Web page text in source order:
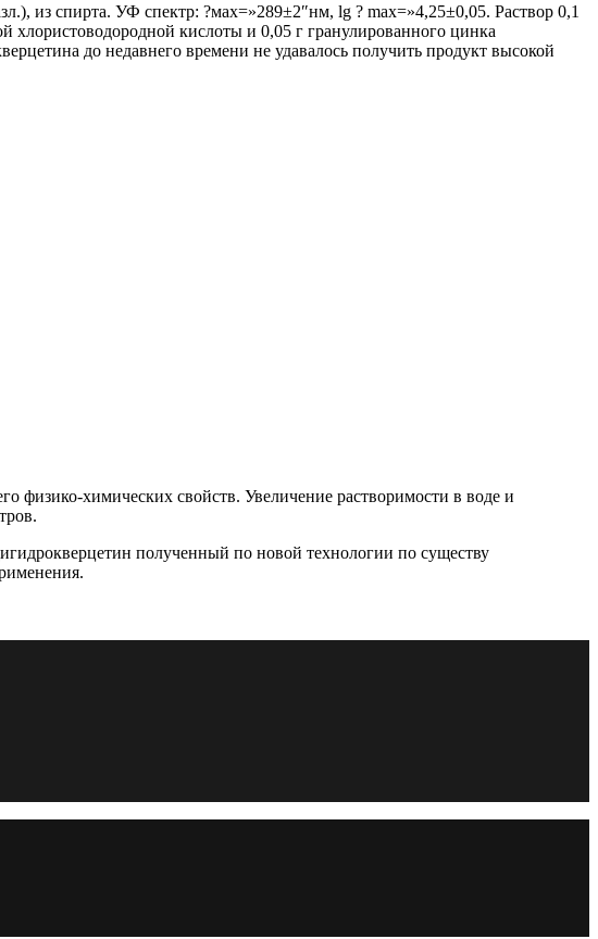
из спирта. УФ спектр: ?мах=»289±2″нм, lg ? max=»4,25±0,05. Раствор 0,1
кислоты и 0,05 г гранулированного цинка
до недавнего времени не удавалось получить продукт высокой
физико-химических свойств. Увеличение растворимости в воде и
полученный по новой технологии по существу